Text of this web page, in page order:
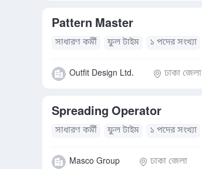
Pattern Master
সাধারণ কর্মী ফুল টাইম ১ পদের সংখ্যা
Outfit Design Ltd. ঢাকা জেলা
Spreading Operator
সাধারণ কর্মী ফুল টাইম ১ পদের সংখ্যা
Masco Group ঢাকা জেলা